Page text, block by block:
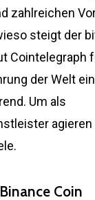
zahlreichen
steigt der
Cointelegraph
der Welt
Um als
agieren
Coin